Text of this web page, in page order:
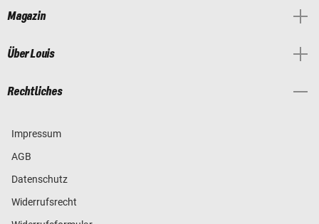
Magazin
Über Louis
Rechtliches
Impressum
AGB
Datenschutz
Widerrufsrecht